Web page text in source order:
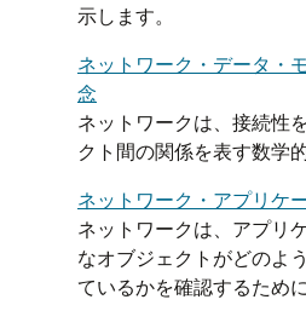
示します。
ネットワーク・データ・
念
ネットワークは、接続性
クト間の関係を表す数学
ネットワーク・アプリケ
ネットワークは、アプリ
なオブジェクトがどのよ
ているかを確認するため